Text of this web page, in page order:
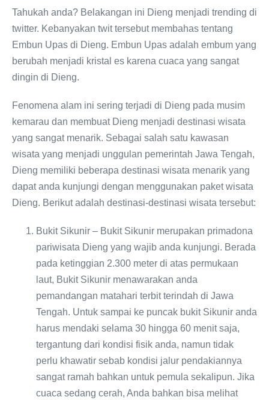
Tahukah anda? Belakangan ini Dieng menjadi trending di
twitter. Kebanyakan twit tersebut membahas tentang
Embun Upas di Dieng. Embun Upas adalah embum yang
berubah menjadi kristal es karena cuaca yang sangat
dingin di Dieng.
Fenomena alam ini sering terjadi di Dieng pada musim
kemarau dan membuat Dieng menjadi destinasi wisata
yang sangat menarik. Sebagai salah satu kawasan
wisata yang menjadi unggulan pemerintah Jawa Tengah,
Dieng memiliki beberapa destinasi wisata menarik yang
dapat anda kunjungi dengan menggunakan paket wisata
Dieng. Berikut adalah destinasi-destinasi wisata tersebut:
Bukit Sikunir – Bukit Sikunir merupakan primadona
pariwisata Dieng yang wajib anda kunjungi. Berada
pada ketinggian 2.300 meter di atas permukaan
laut, Bukit Sikunir menawarakan anda
pemandangan matahari terbit terindah di Jawa
Tengah. Untuk sampai ke puncak bukit Sikunir anda
harus mendaki selama 30 hingga 60 menit saja,
tergantung dari kondisi fisik anda, namun tidak
perlu khawatir sebab kondisi jalur pendakiannya
sangat ramah bahkan untuk pemula sekalipun. Jika
cuaca sedang cerah, Anda bahkan bisa melihat